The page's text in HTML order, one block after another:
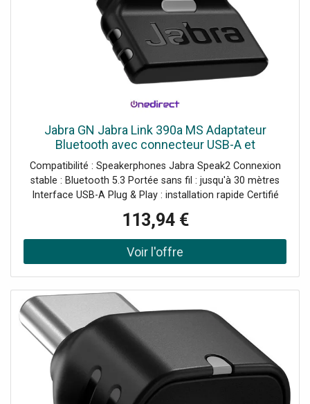
Jabra GN Jabra Link 390a MS Adaptateur
Bluetooth avec connecteur USB-A et
certification Microsoft Teams conçu pour offrir
une connexion stable entre votre PC
Compatibilité : Speakerphones Jabra Speak2 Connexion
stable : Bluetooth 5.3 Portée sans fil : jusqu'à 30 mètres
Interface USB-A Plug & Play : installation rapide Certifié
113,94 €